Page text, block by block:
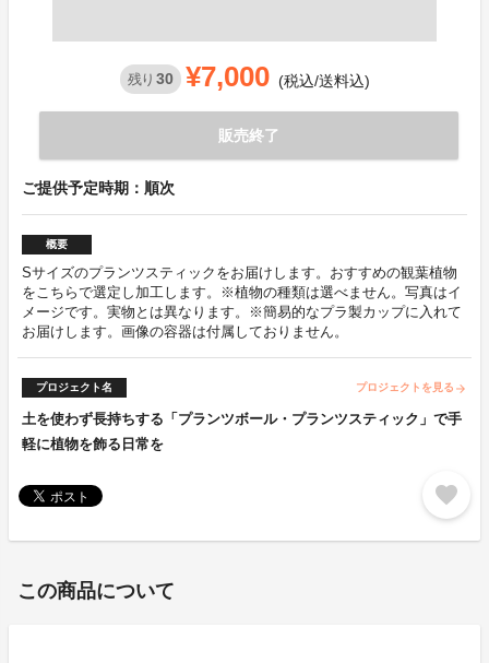
残り 30 ¥7,000 (税込/送料込)
販売終了
ご提供予定時期：順次
概要
Sサイズのプランツスティックをお届けします。おすすめの観葉植物
をこちらで選定し加工します。※植物の種類は選べません。写真はイ
メージです。実物とは異なります。※簡易的なプラ製カップに入れて
お届けします。画像の容器は付属しておりません。
プロジェクト名 プロジェクトを見る arrow_forward
土を使わず長持ちする「プランツボール・プランツスティック」で手
軽に植物を飾る日常を
favorite
この商品について